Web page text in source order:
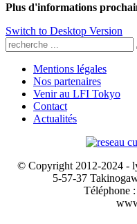
Plus d'informations
Switch to Desktop Version
Mentions légales
Nos partenaires
Venir au LFI Tokyo
Contact
Actualités
© Copyright 2012-2024 -
5-57-37
Téléphone